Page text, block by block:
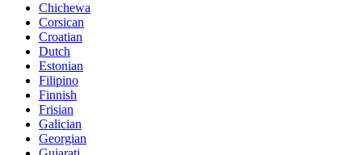
Chichewa
Corsican
Croatian
Dutch
Estonian
Filipino
Finnish
Frisian
Galician
Georgian